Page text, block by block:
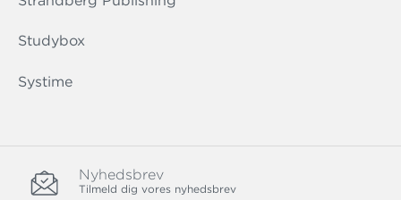
Studybox
Systime
Nyhedsbrev
Tilmeld dig vores nyhedsbrev